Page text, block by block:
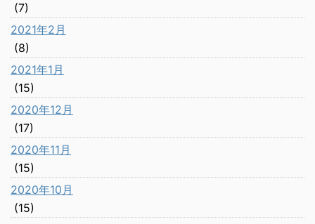
(7)
2021年2月
(8)
2021年1月
(15)
2020年12月
(17)
2020年11月
(15)
2020年10月
(15)